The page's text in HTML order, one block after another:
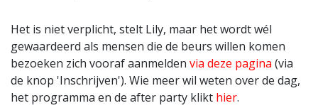
Het is niet verplicht, stelt Lily, maar het wordt wél
gewaardeerd als mensen die de beurs willen komen
bezoeken zich vooraf aanmelden via deze pagina (via
de knop 'Inschrijven'). Wie meer wil weten over de dag,
het programma en de after party klikt hier.